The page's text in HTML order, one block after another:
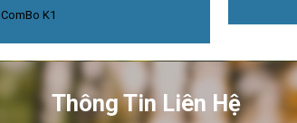
ComBo K1
Thông Tin Liên Hệ